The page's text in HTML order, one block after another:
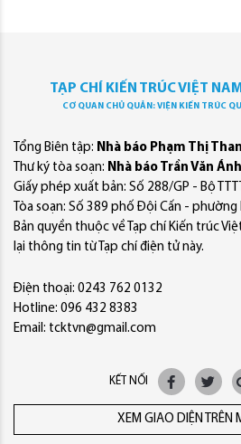
TẠP CHÍ KIẾN TRÚC VIỆT
CƠ QUAN CHỦ QUẢN: VIỆN KIẾN TRÚC
Tổng Biên tập: Nhà báo Phạm Thị
Thư ký tòa soạn: Nhà báo Trần Văn Ánh
Giấy phép xuất bản: Số 288/GP - Bộ
Tòa soạn: Số 389 phố Đội Cấn - phường
Bản quyền thuộc về Tạp chí Kiến trúc
lại thông tin từ Tạp chí điện tử này.
Điện thoại: 0243 762 0132
Hotline: 096 432 8383
Email: tcktvn@gmail.com
KẾT NỐI
XEM GIAO DIỆN TRÊN